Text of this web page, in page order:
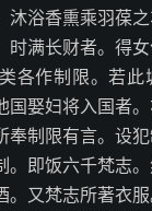
沐浴香熏乘羽葆
满长财者。得女
各作制限。若此
国娶妇将入国者
奉制限有言。设
。即饭六千梵志
。又梵志所著衣